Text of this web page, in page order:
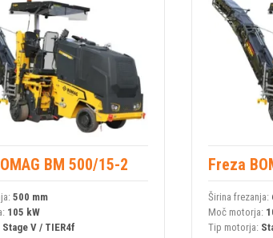
BM 500/15-2
500 mm
105 kW
Stage V / TIER4f
Freza
Širina frezanja:
Moč motorja:
Tip motorja: